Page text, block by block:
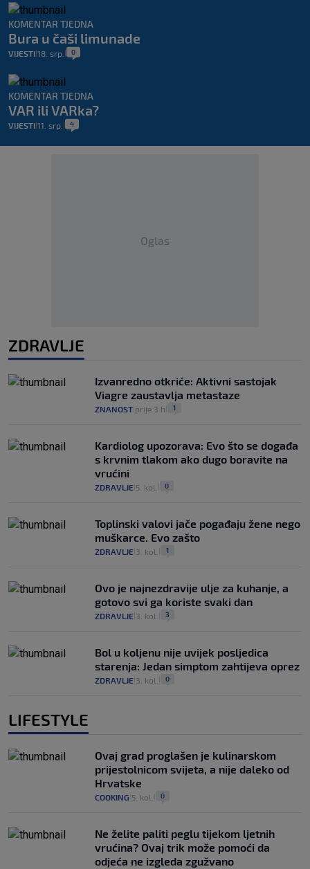
KOMENTAR TJEDNA
Bura u čaši limunade
VIJESTI 18. srp. 0
KOMENTAR TJEDNA
VAR ili VARka?
VIJESTI 11. srp. 4
Oglas
ZDRAVLJE
Izvanredno otkriće: Aktivni sastojak
Viagre zaustavlja metastaze
ZNANOST prije 3 h 1
Kardiolog upozorava: Evo što se događa
s krvnim tlakom ako dugo boravite na
vrućini
ZDRAVLJE 5. kol. 0
Toplinski valovi jače pogađaju žene nego
muškarce. Evo zašto
ZDRAVLJE 3. kol. 1
Ovo je najnezdravije ulje za kuhanje, a
gotovo svi ga koriste svaki dan
ZDRAVLJE 3. kol. 3
Bol u koljenu nije uvijek posljedica
starenja: Jedan simptom zahtijeva oprez
ZDRAVLJE 3. kol. 0
LIFESTYLE
Ovaj grad proglašen je kulinarskom
prijestolnicom svijeta, a nije daleko od
Hrvatske
COOKING 5. kol. 0
Ne želite paliti peglu tijekom ljetnih
vrućina? Ovaj trik može pomoći da
odjeća ne izgleda zgužvano